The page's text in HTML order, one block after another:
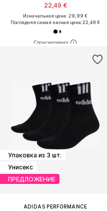
22,49 €
Изначальная цена: 29,99 €
Последняя самая низкая цена:22,49 €
Упаковка из 3 шт.
Унисекс
ПРЕДЛОЖЕНИЕ
ADIDAS PERFORMANCE